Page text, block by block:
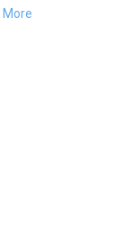
More